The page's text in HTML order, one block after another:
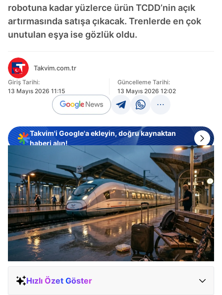
robotuna kadar yüzlerce ürün TCDD’nin açık
artırmasında satışa çıkacak. Trenlerde en çok
unutulan eşya ise gözlük oldu.
Takvim.com.tr
Giriş Tarihi:
13 Mayıs 2026 11:15
Güncelleme Tarihi:
13 Mayıs 2026 12:02
Takvim'i Google'a ekleyin, doğru kaynaktan
haberi alın!
Hızlı Özet Göster